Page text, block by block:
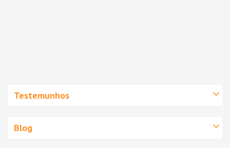
Testemunhos
Blog